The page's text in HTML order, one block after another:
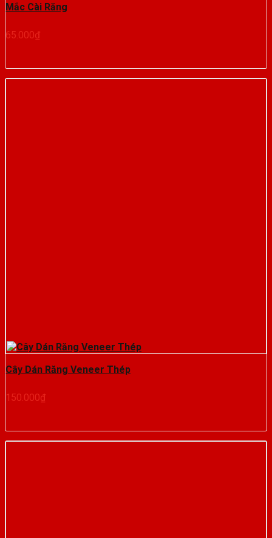
Mắc Cài Răng
65.000₫
Cây Dán Răng Veneer Thép
150.000₫